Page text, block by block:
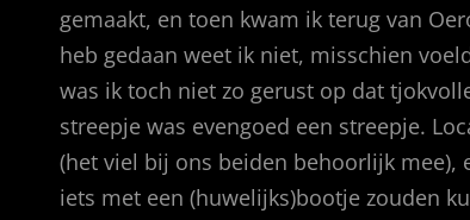
gemaakt, en toen kwam ik terug van
heb gedaan weet ik niet, misschien
was ik toch niet zo gerust op dat
streepje was evengoed een streepje.
(het viel bij ons beiden behoorlijk mee),
iets met een (huwelijks)bootje zouden